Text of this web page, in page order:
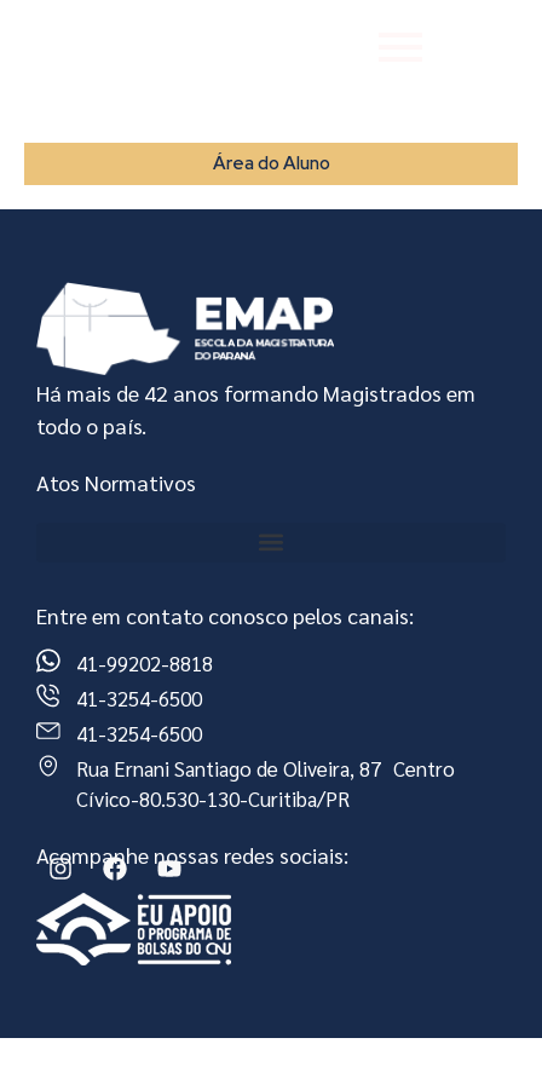
Área do Aluno
Há mais de 42 anos formando Magistrados em
todo o país.
Atos Normativos
Entre em contato conosco pelos canais:
41-99202-8818
41-3254-6500
41-3254-6500
Rua Ernani Santiago de Oliveira, 87 Centro
Cívico-80.530-130-Curitiba/PR
Acompanhe nossas redes sociais: